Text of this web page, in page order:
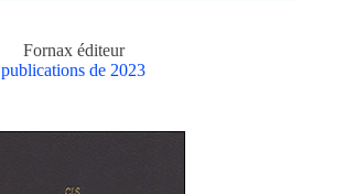
Fornax éditeur
publications de 2023